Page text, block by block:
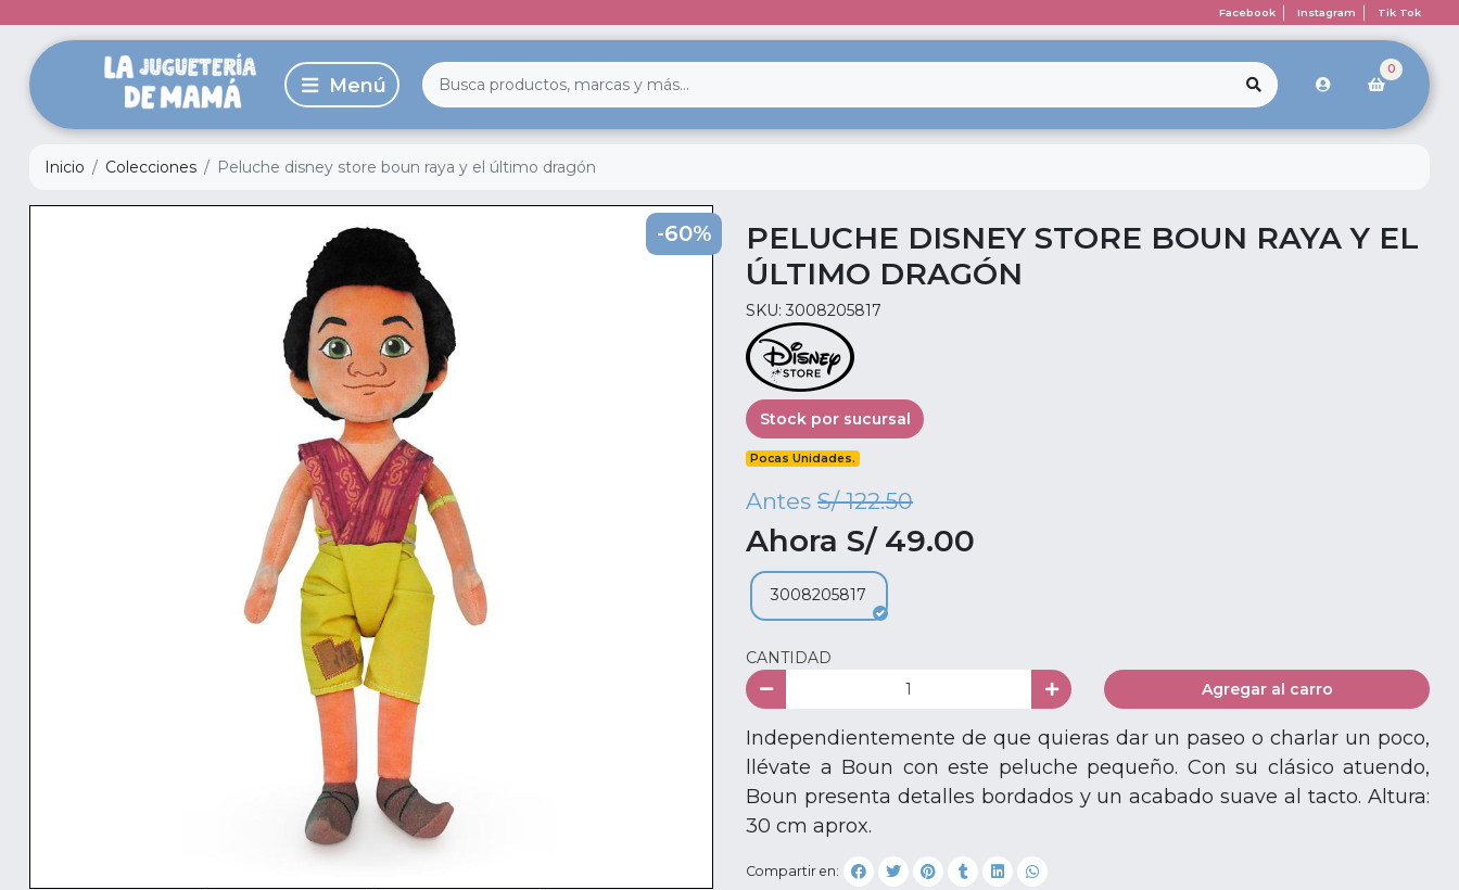
Facebook Instagram Tik Tok
0
Inicio Colecciones Peluche disney store boun raya y el último dragón
-60%
PELUCHE DISNEY STORE BOUN RAYA Y EL
ÚLTIMO DRAGÓN
SKU: 3008205817
Stock por sucursal
Pocas Unidades.
Antes S/ 122.50
Ahora S/ 49.00
3008205817
CANTIDAD
Agregar al carro
Independientemente de que quieras dar un paseo o charlar un poco,
llévate a Boun con este peluche pequeño. Con su clásico atuendo,
Boun presenta detalles bordados y un acabado suave al tacto. Altura:
30 cm aprox.
Compartir en: